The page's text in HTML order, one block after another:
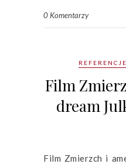
0 Komentarzy
Film
dream
Film Zmierzch i